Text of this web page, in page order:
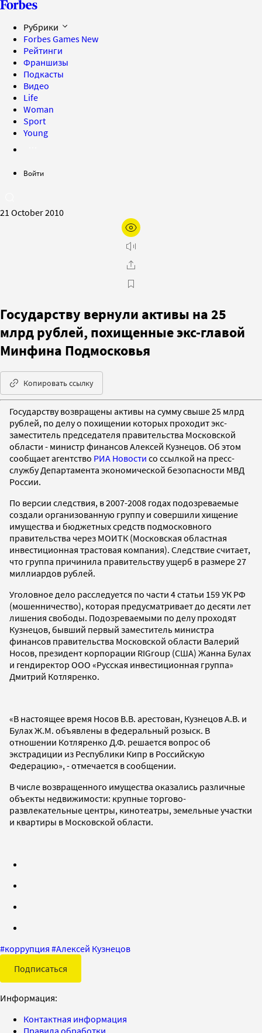
Рубрики
Forbes Games New
Рейтинги
Франшизы
Подкасты
Видео
Life
Woman
Sport
Young
Войти
21 October 2010
Государству вернули активы на 25
млрд рублей, похищенные экс-главой
Минфина Подмосковья
Копировать ссылку
Государству возвращены активы на сумму свыше 25 млрд
рублей, по делу о похищении которых проходит экс-
заместитель председателя правительства Московской
области - министр финансов Алексей Кузнецов. Об этом
сообщает агентство РИА Новости со ссылкой на пресс-
службу Департамента экономической безопасности МВД
России.
По версии следствия, в 2007-2008 годах подозреваемые
создали организованную группу и совершили хищение
имущества и бюджетных средств подмосковного
правительства через МОИТК (Московская областная
инвестиционная трастовая компания). Следствие считает,
что группа причинила правительству ущерб в размере 27
миллиардов рублей.
Уголовное дело расследуется по части 4 статьи 159 УК РФ
(мошенничество), которая предусматривает до десяти лет
лишения свободы. Подозреваемыми по делу проходят
Кузнецов, бывший первый заместитель министра
финансов правительства Московской области Валерий
Носов, президент корпорации RIGroup (США) Жанна Булах
и гендиректор ООО «Русская инвестиционная группа»
Дмитрий Котляренко.
«В настоящее время Носов В.В. арестован, Кузнецов А.В. и
Булах Ж.М. объявлены в федеральный розыск. В
отношении Котляренко Д.Ф. решается вопрос об
экстрадиции из Республики Кипр в Российскую
Федерацию», - отмечается в сообщении.
В числе возвращенного имущества оказались различные
объекты недвижимости: крупные торгово-
развлекательные центры, кинотеатры, земельные участки
и квартиры в Московской области.
#коррупция #Алексей Кузнецов
Подписаться
Информация:
Контактная информация
Правила обработки